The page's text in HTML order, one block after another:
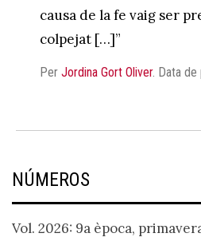
causa de la fe vaig ser
colpejat […]”
Per Jordina Gort Oliver. Data
NÚMEROS
Vol. 2026: 9a època,